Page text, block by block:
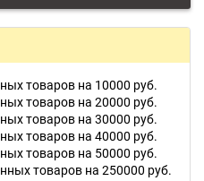
товаров на 10000 руб.
товаров на 20000 руб.
товаров на 30000 руб.
товаров на 40000 руб.
товаров на 50000 руб.
товаров на 250000 руб.